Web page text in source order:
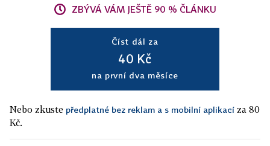
ZBÝVÁ VÁM JEŠTĚ 90 % ČLÁNKU
Číst dál za
40 Kč
na první dva měsíce
Nebo zkuste předplatné bez reklam a s mobilní aplikací za 80
Kč.